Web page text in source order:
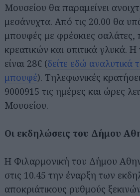
Μουσείου θα παραμείνει
μεσάνυχτα. Από τις 20.00 θα
μπουφές με φρέσκιες σαλάτες,
κρεατικών και σπιτικά γλυκά.
είναι 28€ (δείτε εδώ αναλυτικά
μπουφέ). Τηλεφωνικές
9000915 τις ημέρες και ώρες
Μουσείου.
Οι εκδηλώσεις του Δήμου
Η Φιλαρμονική του Δήμου
στις 10.45 την έναρξη των
αποκριάτικους ρυθμούς